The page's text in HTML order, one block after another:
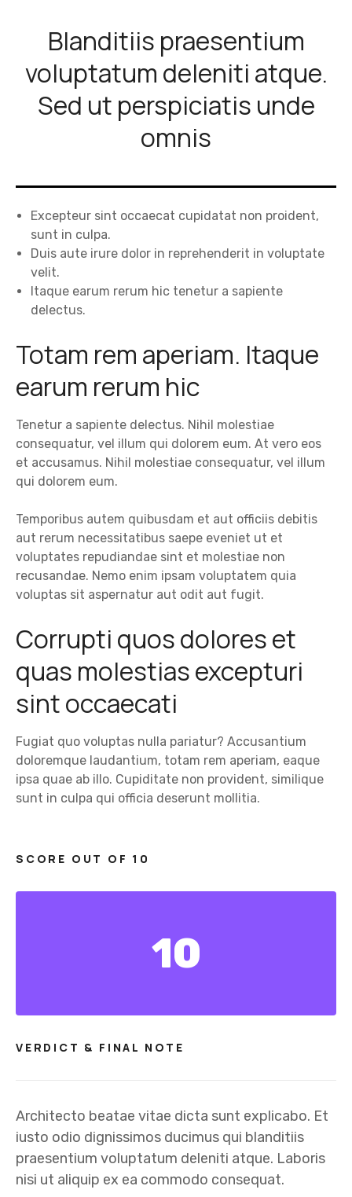
Blanditiis praesentium
voluptatum deleniti atque.
Sed ut perspiciatis unde
omnis
Excepteur sint occaecat cupidatat non proident,
sunt in culpa.
Duis aute irure dolor in reprehenderit in voluptate
velit.
Itaque earum rerum hic tenetur a sapiente
delectus.
Totam rem aperiam. Itaque
earum rerum hic
Tenetur a sapiente delectus. Nihil molestiae
consequatur, vel illum qui dolorem eum. At vero eos
et accusamus. Nihil molestiae consequatur, vel illum
qui dolorem eum.
Temporibus autem quibusdam et aut officiis debitis
aut rerum necessitatibus saepe eveniet ut et
voluptates repudiandae sint et molestiae non
recusandae. Nemo enim ipsam voluptatem quia
voluptas sit aspernatur aut odit aut fugit.
Corrupti quos dolores et
quas molestias excepturi
sint occaecati
Fugiat quo voluptas nulla pariatur? Accusantium
doloremque laudantium, totam rem aperiam, eaque
ipsa quae ab illo. Cupiditate non provident, similique
sunt in culpa qui officia deserunt mollitia.
SCORE OUT OF 10
10
VERDICT & FINAL NOTE
Architecto beatae vitae dicta sunt explicabo. Et
iusto odio dignissimos ducimus qui blanditiis
praesentium voluptatum deleniti atque. Laboris
nisi ut aliquip ex ea commodo consequat.